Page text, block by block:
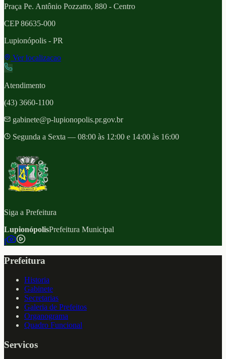
Praça Pe. Antônio Pozzatto, 880 - Centro
CEP86635-000
Lupionópolis - PR
Ver localizacao
Atendimento
(43) 3660-1100
gabinete@p-lupionopolis.pr.gov.br
Segunda a Sexta — 08:00 às 12:00 e 14:00 às 16:00
Siga a Prefeitura
LupionópolisPrefeitura Municipal
f
Prefeitura
Historia
Gabinete
Secretarias
Galeria de Prefeitos
Organograma
Quadro Funcional
Servicos